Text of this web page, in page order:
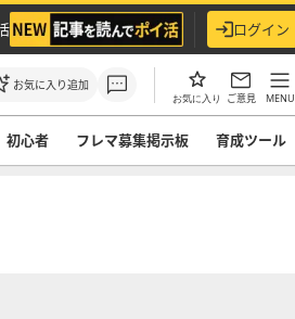
ログイン
お気に入り追加
お気に入り ご意見 MENU
初心者 フレマ募集掲示板 育成ツール